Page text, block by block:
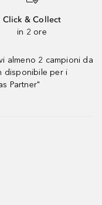
Click & Collect
in 2 ore
almeno 2 campioni da
disponibile per i
Partner"